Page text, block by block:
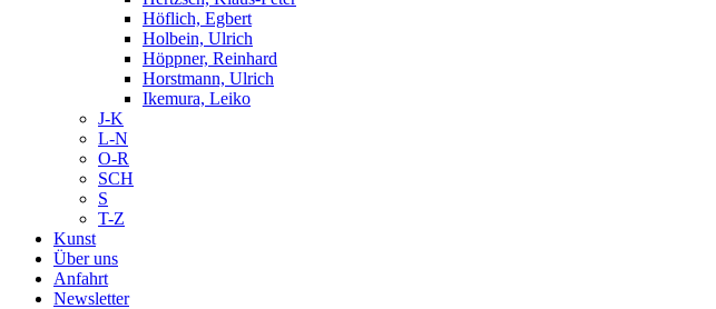
Höflich, Egbert
Holbein, Ulrich
Höppner, Reinhard
Horstmann, Ulrich
Ikemura, Leiko
J-K
L-N
O-R
SCH
S
T-Z
Kunst
Über uns
Anfahrt
Newsletter